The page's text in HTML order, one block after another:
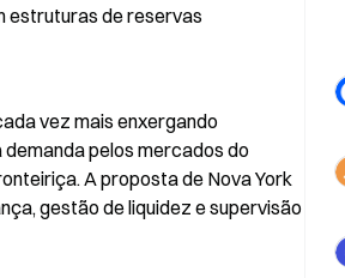
estruturas de reservas
vez mais enxergando
pelos mercados do
A proposta de Nova York
gestão de liquidez e supervisão